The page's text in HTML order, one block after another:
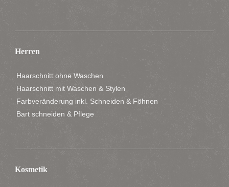
Herren
Haarschnitt ohne Waschen
Haarschnitt mit Waschen & Stylen
Farbveränderung inkl. Schneiden & Föhnen
Bart schneiden & Pflege
Kosmetik